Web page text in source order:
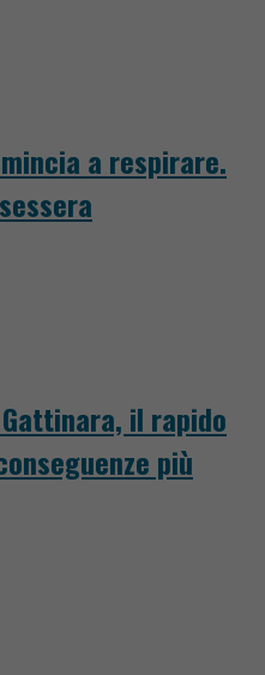
a respirare.
il rapido
più